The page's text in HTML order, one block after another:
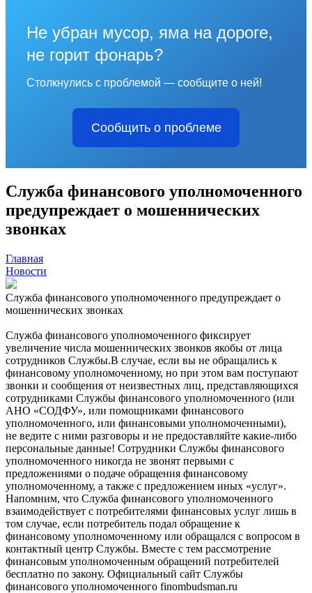
Не убран мусор, яма на дороге,
не горит фонарь?
Столкнулись с проблемой — сообщите о ней!
Сообщить о проблеме
Служба финансового уполномоченного
предупреждает о мошеннических
звонках
Главная
Новости
Служба финансового уполномоченного предупреждает о
мошеннических звонках
Служба финансового уполномоченного фиксирует
увеличение числа мошеннических звонков якобы от лица
сотрудников Службы.В случае, если вы не обращались к
финансовому уполномоченному, но при этом вам поступают
звонки и сообщения от неизвестных лиц, представляющихся
сотрудниками Службы финансового уполномоченного (или
АНО «СОДФУ», или помощниками финансового
уполномоченного, или финансовыми уполномоченными),
не ведите с ними разговоры и не предоставляйте какие-либо
персональные данные! Сотрудники Службы финансового
уполномоченного никогда не звонят первыми с
предложениями о подаче обращения финансовому
уполномоченному, а также с предложением иных «услуг».
Напомним, что Служба финансового уполномоченного
взаимодействует с потребителями финансовых услуг лишь в
том случае, если потребитель подал обращение к
финансовому уполномоченному или обращался с вопросом в
контактный центр Службы. Вместе с тем рассмотрение
финансовым уполномоченным обращений потребителей
бесплатно по закону. Официальный сайт Службы
финансового уполномоченного finombudsman.ru